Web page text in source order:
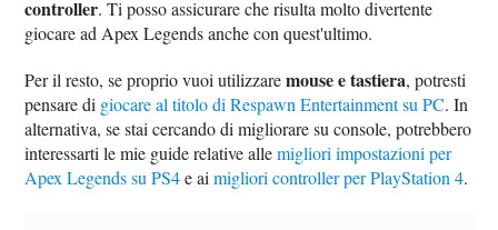
controller. Ti posso assicurare che risulta molto divertente
giocare ad Apex Legends anche con quest'ultimo.
Per il resto, se proprio vuoi utilizzaremouse e tastiera, potresti
pensare di giocare al titolo di Respawn Entertainment su PC. In
alternativa, se stai cercando di migliorare su console, potrebbero
interessarti le mie guide relative allemigliori impostazioni per
Apex Legends su PS4e aimigliori controller per PlayStation 4.